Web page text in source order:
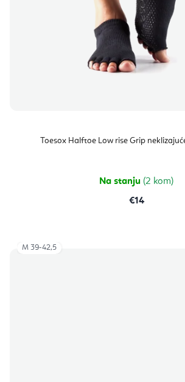
Toesox Halftoe Low rise Grip
Na stanju (2 kom)
€14
M 39-42,5